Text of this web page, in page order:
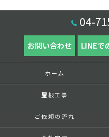
04-
お問い合わせ LINEで
ホーム
屋根工事
ご依頼の流れ